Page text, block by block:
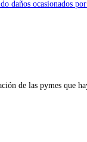
daños ocasionados
de las pymes que